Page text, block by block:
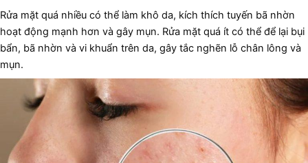
Rửa mặt quá nhiều có thể làm khô da, kích thích tuyến bã nhờn
hoạt động mạnh hơn và gây mụn. Rửa mặt quá ít có thể để lại bụi
bẩn, bã nhờn và vi khuẩn trên da, gây tắc nghẽn lỗ chân lông và
mụn.